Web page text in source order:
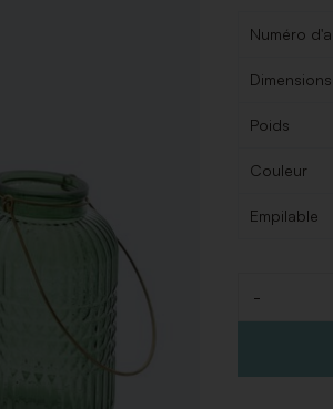
Numéro
Dimensions
Poids
Couleur
Empilable
-